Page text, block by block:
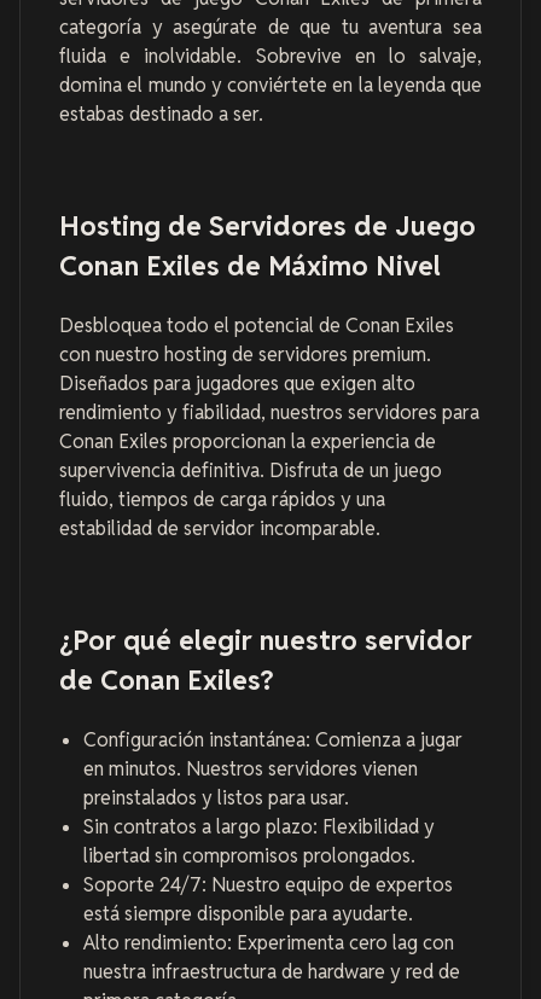
categoría y asegúrate de que tu aventura sea
fluida e inolvidable. Sobrevive en lo salvaje,
domina el mundo y conviértete en la leyenda que
estabas destinado a ser.
Hosting de Servidores de Juego
Conan Exiles de Máximo Nivel
Desbloquea todo el potencial de Conan Exiles
con nuestro hosting de servidores premium.
Diseñados para jugadores que exigen alto
rendimiento y fiabilidad, nuestros servidores para
Conan Exiles proporcionan la experiencia de
supervivencia definitiva. Disfruta de un juego
fluido, tiempos de carga rápidos y una
estabilidad de servidor incomparable.
¿Por qué elegir nuestro servidor
de Conan Exiles?
Configuración instantánea: Comienza a jugar
en minutos. Nuestros servidores vienen
preinstalados y listos para usar.
Sin contratos a largo plazo: Flexibilidad y
libertad sin compromisos prolongados.
Soporte 24/7: Nuestro equipo de expertos
está siempre disponible para ayudarte.
Alto rendimiento: Experimenta cero lag con
nuestra infraestructura de hardware y red de